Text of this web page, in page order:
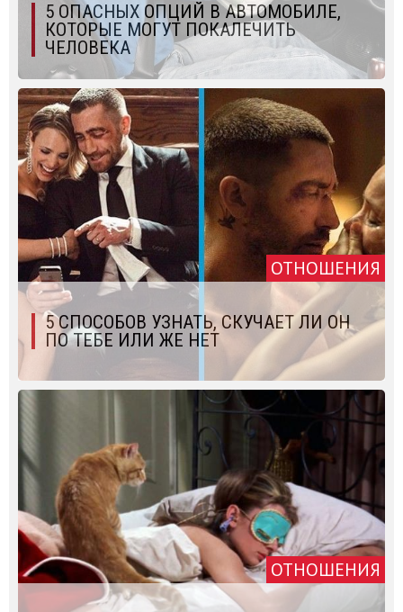
5 ОПАСНЫХ ОПЦИЙ В АВТОМОБИЛЕ,
КОТОРЫЕ МОГУТ ПОКАЛЕЧИТЬ
ЧЕЛОВЕКА
ОТНОШЕНИЯ
5 СПОСОБОВ УЗНАТЬ, СКУЧАЕТ ЛИ ОН
ПО ТЕБЕ ИЛИ ЖЕ НЕТ
ОТНОШЕНИЯ